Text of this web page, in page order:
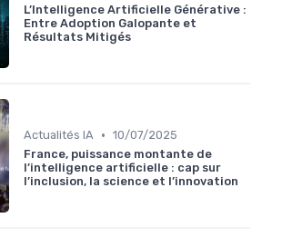
L’Intelligence Artificielle Générative :
Entre Adoption Galopante et
Résultats Mitigés
Actualités IA • 10/07/2025
France, puissance montante de
l’intelligence artificielle : cap sur
l’inclusion, la science et l’innovation